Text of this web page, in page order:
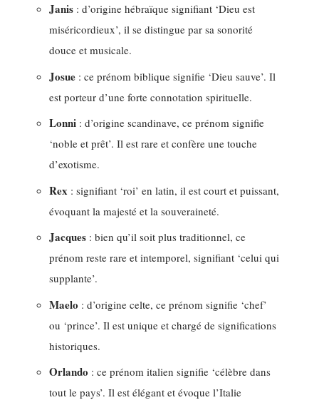
Janis : d’origine hébraïque signifiant ‘Dieu est
miséricordieux’, il se distingue par sa sonorité
douce et musicale.
Josue : ce prénom biblique signifie ‘Dieu sauve’. Il
est porteur d’une forte connotation spirituelle.
Lonni : d’origine scandinave, ce prénom signifie
‘noble et prêt’. Il est rare et confère une touche
d’exotisme.
Rex : signifiant ‘roi’ en latin, il est court et puissant,
évoquant la majesté et la souveraineté.
Jacques : bien qu’il soit plus traditionnel, ce
prénom reste rare et intemporel, signifiant ‘celui qui
supplante’.
Maelo : d’origine celte, ce prénom signifie ‘chef’
ou ‘prince’. Il est unique et chargé de significations
historiques.
Orlando : ce prénom italien signifie ‘célèbre dans
tout le pays’. Il est élégant et évoque l’Italie